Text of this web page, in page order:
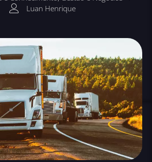
Luan Henrique